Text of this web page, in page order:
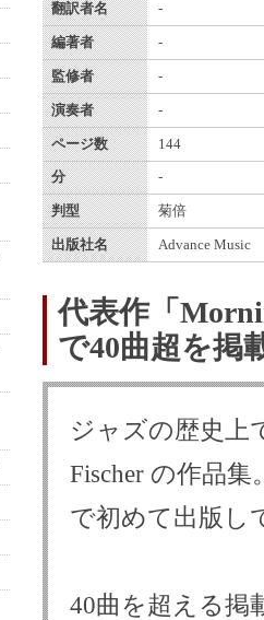
翻訳者名 -
編著者 -
監修者 -
演奏者 -
ページ数 144
分 -
判型 菊倍
出版社名 Advance Music
代表作「
で40曲超を掲
ジャズの歴史上
Fischer の作品
で初めて出版し
40曲を超える掲